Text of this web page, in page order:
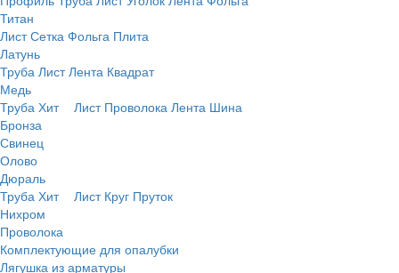
Титан
ЛистСетка Фольга Плита
Латунь
Труба ЛистЛента Квадрат
Медь
Труба Хит Лист Проволока Лента Шина
Бронза
Свинец
Олово
Дюраль
Труба Хит Лист Круг Пруток
Нихром
Проволока
Комплектующие для опалубки
Лягушка из арматуры